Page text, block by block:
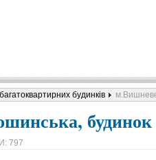
будинків
будинок
797